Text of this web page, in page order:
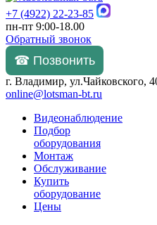
+7 (4922) 22-23-85
пн-пт 9:00-18.00
Обратный звонок
☎ Позвонить
г. Владимир, ул.Чайковского,
online@lotsman-bt.ru
Видеонаблюдение
Подбор
оборудования
Монтаж
Обслуживание
Купить
оборудование
Цены